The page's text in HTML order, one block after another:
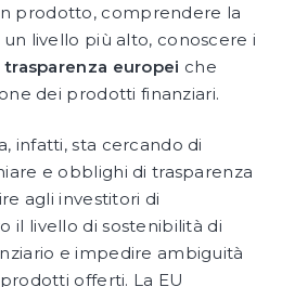
prodotto, comprendere la
un livello più alto, conoscere i
europei che
dei prodotti finanziari.
infatti, sta cercando di
e obblighi di trasparenza
agli investitori di
il livello di sostenibilità di
e impedire ambiguità
offerti. La EU